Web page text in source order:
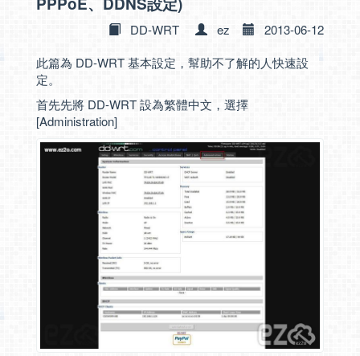
DD-WRT ez
2013-06-12
此篇為 DD-WRT 基本設定，幫助不了解的人快速設
定。
首先先將 DD-WRT 設為繁體中文，選擇
[Administration]